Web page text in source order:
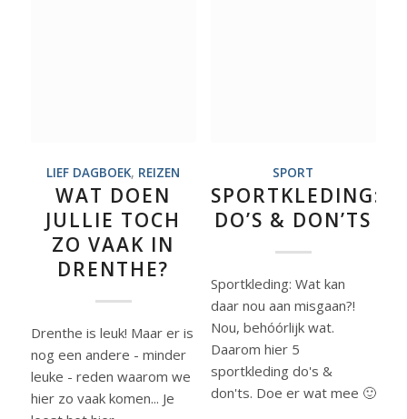
LIEF DAGBOEK, REIZEN
WAT DOEN
JULLIE TOCH
ZO VAAK IN
DRENTHE?
Drenthe is leuk! Maar er is
nog een andere - minder
leuke - reden waarom we
hier zo vaak komen... Je
SPORT
SPORTKLEDING:
DO’S & DON’TS
Sportkleding: Wat kan
daar nou aan misgaan?!
Nou, behóórlijk wat.
Daarom hier 5
sportkleding do's &
don'ts. Doe er wat mee 🙂